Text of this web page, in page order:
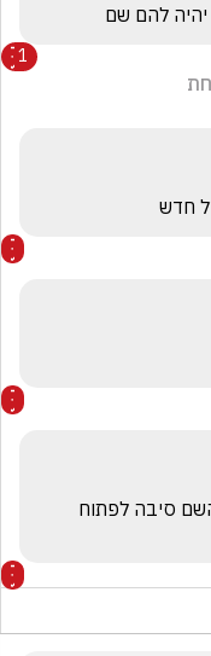
להם שם
1
חדש